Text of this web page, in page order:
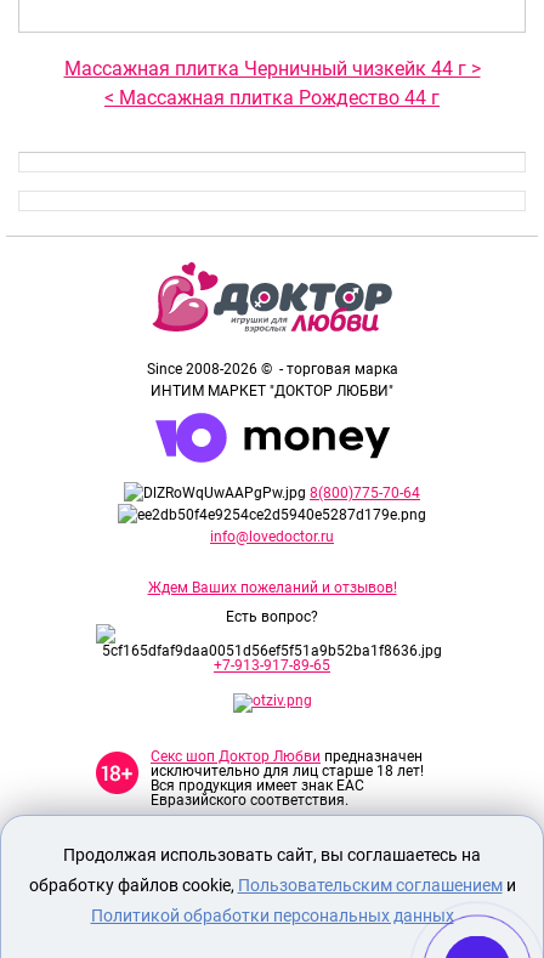
Массажная плитка Черничный чизкейк 44 г >
< Массажная плитка Рождество 44 г
Since 2008-2026 © - торговая марка
ИНТИМ МАРКЕТ "ДОКТОР ЛЮБВИ"
8(800)775-70-64
info@lovedoctor.ru
Ждем Ваших пожеланий и отзывов!
Есть вопрос?
+7-913-917-89-65
Секс шоп Доктор Любви предназначен
исключительно для лиц старше 18 лет!
Вся продукция имеет знак EAC
Евразийского соответствия.
О МАГАЗИНЕ
ОПЛАТА И ДОСТАВКА
СЕКС ИГРУШКИ
Продолжая использовать сайт, вы соглашаетесь на
обработку файлов cookie, Пользовательским соглашениеми
Политикой обработки персональных данных